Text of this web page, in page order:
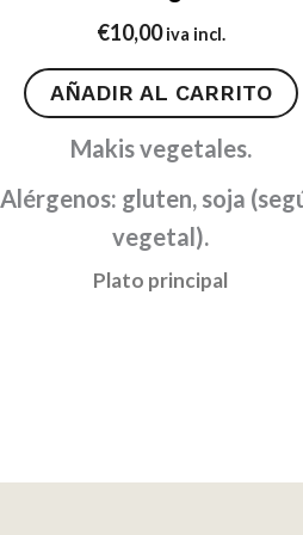
€10,00 iva incl.
AÑADIR AL CARRITO
Makis vegetales.
Alérgenos: gluten, soja
vegetal).
Plato principal